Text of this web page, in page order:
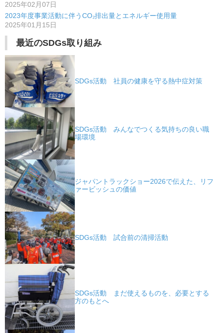
2025年02月07日
2023年度事業活動に伴うCO₂排出量とエネルギー使用量
2025年01月15日
最近のSDGs取り組み
SDGs活動 社員の健康を守る熱中症対策
SDGs活動 みんなでつくる気持ちの良い職
場環境
ジャパントラックショー2026で伝えた、リフ
ァービッシュの価値
SDGs活動 試合前の清掃活動
SDGs活動 まだ使えるものを、必要とする
方のもとへ